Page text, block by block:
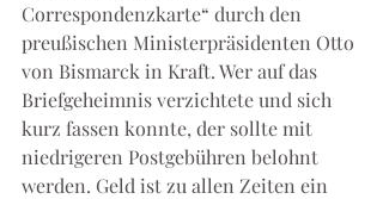
Correspondenzkarte“ durch den
preußischen Ministerpräsidenten Otto
von Bismarck in Kraft. Wer auf das
Briefgeheimnis verzichtete und sich
kurz fassen konnte, der sollte mit
niedrigeren Postgebühren belohnt
werden. Geld ist zu allen Zeiten ein